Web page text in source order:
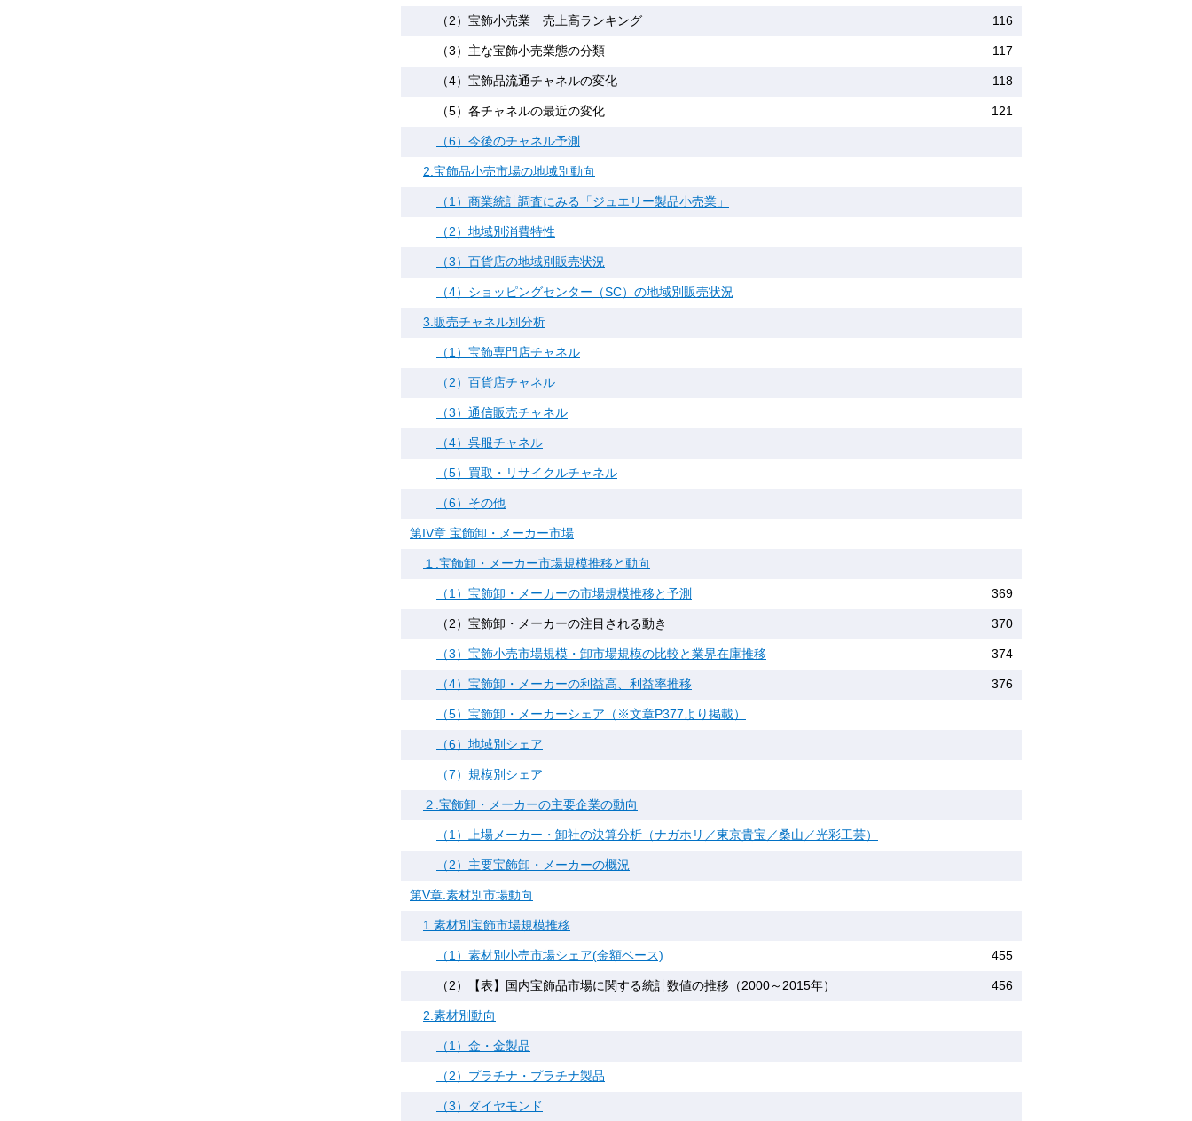
（2）宝飾小売業 売上高ランキング 116
（3）主な宝飾小売業態の分類 117
（4）宝飾品流通チャネルの変化 118
（5）各チャネルの最近の変化 121
（6）今後のチャネル予測
2.宝飾品小売市場の地域別動向
（1）商業統計調査にみる「ジュエリー製品小売業」
（2）地域別消費特性
（3）百貨店の地域別販売状況
（4）ショッピングセンター（SC）の地域別販売状況
3.販売チャネル別分析
（1）宝飾専門店チャネル
（2）百貨店チャネル
（3）通信販売チャネル
（4）呉服チャネル
（5）買取・リサイクルチャネル
（6）その他
第IV章.宝飾卸・メーカー市場
１.宝飾卸・メーカー市場規模推移と動向
（1）宝飾卸・メーカーの市場規模推移と予測 369
（2）宝飾卸・メーカーの注目される動き 370
（3）宝飾小売市場規模・卸市場規模の比較と業界在庫推移 374
（4）宝飾卸・メーカーの利益高、利益率推移 376
（5）宝飾卸・メーカーシェア（※文章P377より掲載）
（6）地域別シェア
（7）規模別シェア
２.宝飾卸・メーカーの主要企業の動向
（1）上場メーカー・卸社の決算分析（ナガホリ／東京貴宝／桑山／光彩工芸）
（2）主要宝飾卸・メーカーの概況
第V章.素材別市場動向
1.素材別宝飾市場規模推移
（1）素材別小売市場シェア(金額ベース) 455
（2）【表】国内宝飾品市場に関する統計数値の推移（2000～2015年） 456
2.素材別動向
（1）金・金製品
（2）プラチナ・プラチナ製品
（3）ダイヤモンド